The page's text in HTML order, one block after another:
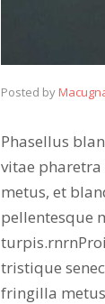
Posted by
Phasellus
vitae
metus, et
pellentesque
tristique
fringilla